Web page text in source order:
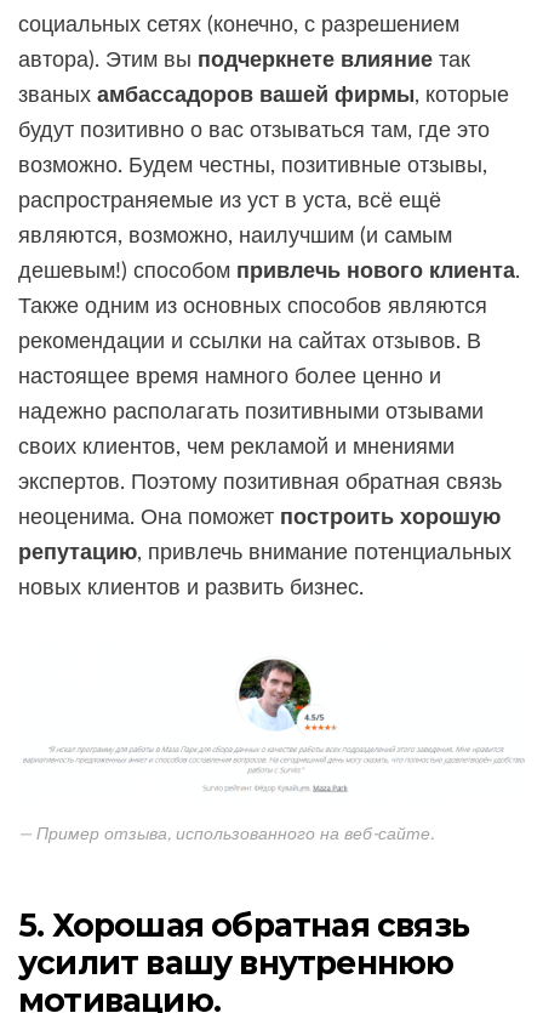
социальных сетях (конечно, с разрешением
автора). Этим вы подчеркнете влияние так
званых амбассадоров вашей фирмы, которые
будут позитивно о вас отзываться там, где это
возможно. Будем честны, позитивные отзывы,
распространяемые из уст в уста, всё ещё
являются, возможно, наилучшим (и самым
дешевым!) способом привлечь нового клиента.
Также одним из основных способов являются
рекомендации и ссылки на сайтах отзывов. В
настоящее время намного более ценно и
надежно располагать позитивными отзывами
своих клиентов, чем рекламой и мнениями
экспертов. Поэтому позитивная обратная связь
неоценима. Она поможет построить хорошую
репутацию, привлечь внимание потенциальных
новых клиентов и развить бизнес.
— Пример отзыва, использованного на веб-сайте.
5. Хорошая обратная связь
усилит вашу внутреннюю
мотивацию.